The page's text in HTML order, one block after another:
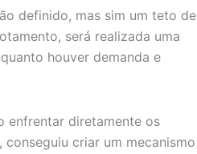
definido, mas sim um teto de
será realizada uma
houver demanda e
enfrentar diretamente os
criar um mecanismo